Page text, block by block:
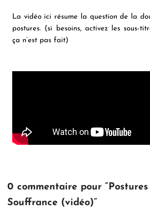
La vidéo ici résume la question de la
postures. (si besoins, activez les sous-
ça n’est pas fait)
0 commentaire pour
Souffrance (vidéo)”